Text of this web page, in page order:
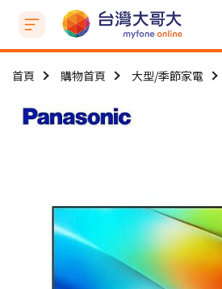
首頁 購物首頁 大型/季節家電